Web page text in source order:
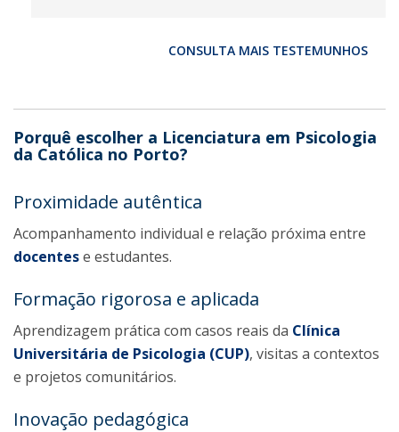
CONSULTA MAIS TESTEMUNHOS
Porquê escolher a Licenciatura em Psicologia
da Católica no Porto?
Proximidade autêntica
Acompanhamento individual e relação próxima entre
docentese estudantes.
Formação rigorosa e aplicada
Aprendizagem prática com casos reais da Clínica
Universitária de Psicologia (CUP), visitas a contextos
e projetos comunitários.
Inovação pedagógica